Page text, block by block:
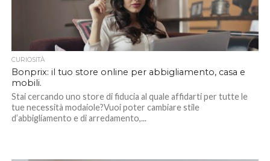
CURIOSITÀ
Bonprix: il tuo store online per abbigliamento, casa e
mobili.
Stai cercando uno store di fiducia al quale affidarti per tutte le
tue necessità modaiole?Vuoi poter cambiare stile
d’abbigliamento e di arredamento,...